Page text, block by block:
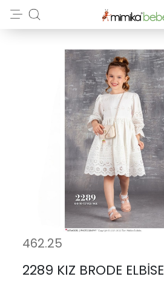
462.25
2289 KIZ BRODE ELBİSE